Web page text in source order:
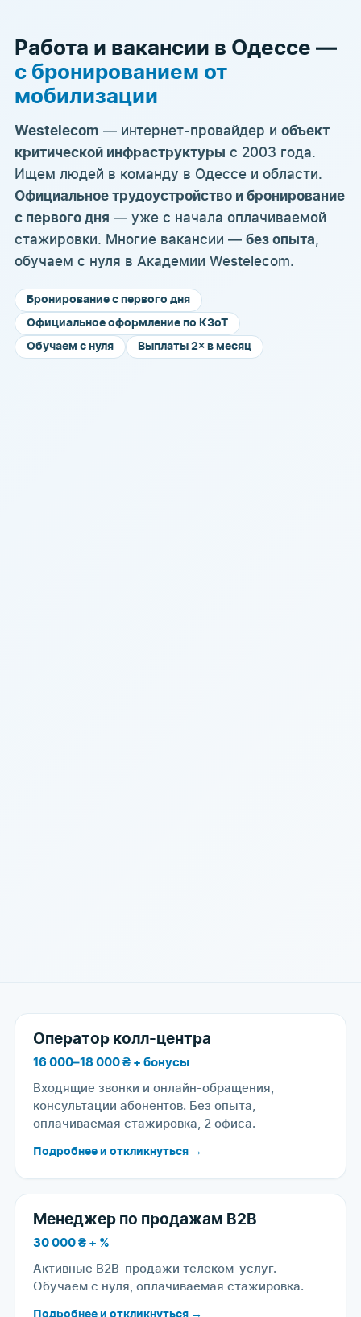
Работа и вакансии в Одессе —
с бронированием от
мобилизации
Westelecom — интернет-провайдер и объект
критической инфраструктуры с 2003 года.
Ищем людей в команду в Одессе и области.
Официальное трудоустройство и бронирование
с первого дня — уже с начала оплачиваемой
стажировки. Многие вакансии — без опыта,
обучаем с нуля в Академии Westelecom.
Бронирование с первого дня
Официальное оформление по КЗоТ
Обучаем с нуля Выплаты 2× в месяц
Оператор колл-центра
16 000–18 000 ₴ + бонусы
Входящие звонки и онлайн-обращения,
консультации абонентов. Без опыта,
оплачиваемая стажировка, 2 офиса.
Подробнее и откликнуться →
Менеджер по продажам B2B
30 000 ₴ + %
Активные B2B-продажи телеком-услуг.
Обучаем с нуля, оплачиваемая стажировка.
Подробнее и откликнуться →